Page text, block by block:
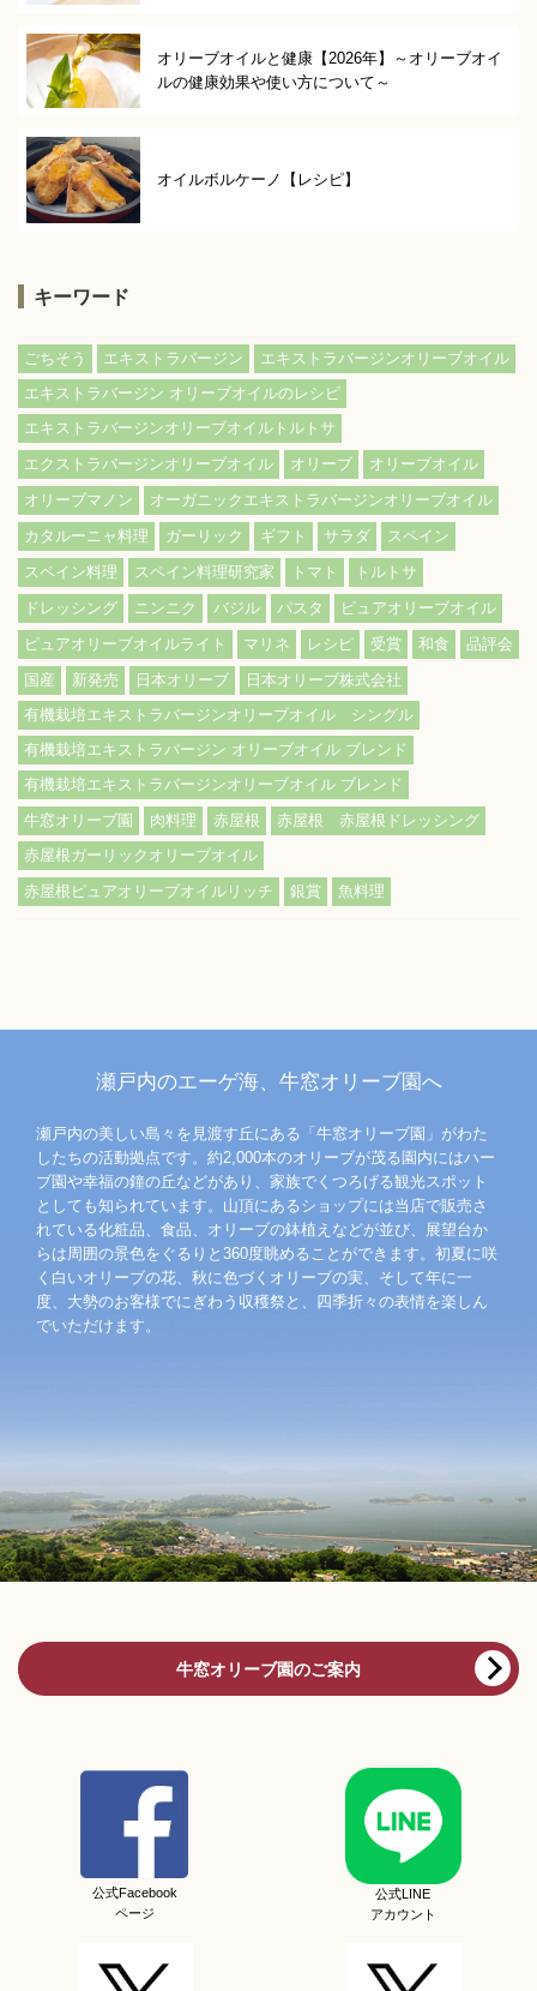
オリーブオイルと健康【2026年】～オリーブオイ
ルの健康効果や使い方について～
オイルボルケーノ【レシピ】
キーワード
ごちそう エキストラバージン
エキストラバージンオリーブオイル
エキストラバージン オリーブオイルのレシピ
エキストラバージンオリーブオイルトルトサ
エクストラバージンオリーブオイル
オリーブ
オリーブオイル
オリーブマノン
オーガニックエキストラバージンオリーブオイル
カタルーニャ料理
ガーリック ギフト サラダ
スペイン
スペイン料理
スペイン料理研究家 トマト
トルトサ
ドレッシング
ニンニク バジル パスタ
ピュアオリーブオイル
ピュアオリーブオイルライト
マリネ レシピ 受賞 和食
品評会
国産
新発売 日本オリーブ
日本オリーブ株式会社
有機栽培エキストラバージンオリーブオイル シングル
有機栽培エキストラバージン オリーブオイル ブレンド
有機栽培エキストラバージンオリーブオイル ブレンド
牛窓オリーブ園
肉料理 赤屋根
赤屋根 赤屋根ドレッシング
赤屋根ガーリックオリーブオイル
赤屋根ピュアオリーブオイルリッチ
銀賞 魚料理
瀬戸内のエーゲ海、牛窓オリーブ園へ
瀬戸内の美しい島々を見渡す丘にある「牛窓オリーブ園」がわた
したちの活動拠点です。約2,000本のオリーブが茂る園内にはハー
ブ園や幸福の鐘の丘などがあり、家族でくつろげる観光スポット
としても知られています。山頂にあるショップには当店で販売さ
れている化粧品、食品、オリーブの鉢植えなどが並び、展望台か
らは周囲の景色をぐるりと360度眺めることができます。初夏に咲
く白いオリーブの花、秋に色づくオリーブの実、そして年に一
度、大勢のお客様でにぎわう収穫祭と、四季折々の表情を楽しん
でいただけます。
牛窓オリーブ園のご案内
公式Facebook
ページ
公式LINE
アカウント